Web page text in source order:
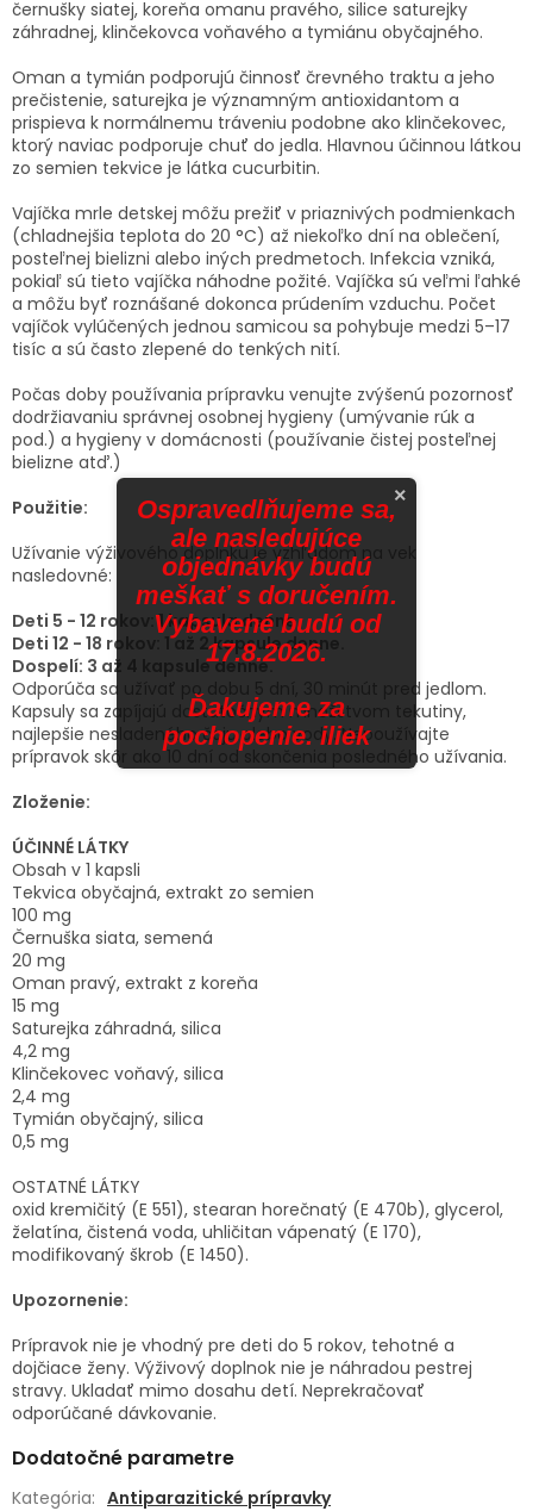
černušky siatej, koreňa omanu pravého, silice saturejky
záhradnej, klinčekovca voňavého a tymiánu obyčajného.
Oman a tymián podporujú činnosť črevného traktu a jeho
prečistenie, saturejka je významným antioxidantom a
prispieva k normálnemu tráveniu podobne ako klinčekovec,
ktorý naviac podporuje chuť do jedla. Hlavnou účinnou látkou
zo semien tekvice je látka cucurbitin.
Vajíčka mrle detskej môžu prežiť v priaznivých podmienkach
(chladnejšia teplota do 20 °C) až niekoľko dní na oblečení,
posteľnej bielizni alebo iných predmetoch. Infekcia vzniká,
pokiaľ sú tieto vajíčka náhodne požité. Vajíčka sú veľmi ľahké
a môžu byť roznášané dokonca prúdením vzduchu. Počet
vajíčok vylúčených jednou samicou sa pohybuje medzi 5–17
tisíc a sú často zlepené do tenkých nití.
Počas doby používania prípravku venujte zvýšenú pozornosť
dodržiavaniu správnej osobnej hygieny (umývanie rúk a
pod.) a hygieny v domácnosti (používanie čistej posteľnej
bielizne atď.)
Použitie:
Užívanie výživového doplnku je vzhľadom na vek
nasledovné:
Deti 5 - 12 rokov: 1 kapsula denne.
Deti 12 - 18 rokov: 1 až 2 kapsule denne.
Dospelí: 3 až 4 kapsule denne.
Odporúča sa užívať po dobu 5 dní, 30 minút pred jedlom.
Kapsuly sa zapíjajú dostatočným množstvom tekutiny,
najlepšie nesladeného čaju alebo vody. Nepoužívajte
prípravok skôr ako 10 dní od skončenia posledného užívania.
Zloženie:
ÚČINNÉ LÁTKY
Obsah v 1 kapsli
Tekvica obyčajná, extrakt zo semien
100 mg
Černuška siata, semená
20 mg
Oman pravý, extrakt z koreňa
15 mg
Saturejka záhradná, silica
4,2 mg
Klinčekovec voňavý, silica
2,4 mg
Tymián obyčajný, silica
0,5 mg
OSTATNÉ LÁTKY
oxid kremičitý (E 551), stearan horečnatý (E 470b), glycerol,
želatína, čistená voda, uhličitan vápenatý (E 170),
modifikovaný škrob (E 1450).
Upozornenie:
Prípravok nie je vhodný pre deti do 5 rokov, tehotné a
dojčiace ženy. Výživový doplnok nie je náhradou pestrej
stravy. Ukladať mimo dosahu detí. Neprekračovať
odporúčané dávkovanie.
Dodatočné parametre
Kategória: Antiparazitické prípravky
×
Ospravedlňujeme sa,
ale nasledujúce
objednávky budú
meškať s doručením.
Vybavené budú od
17.8.2026.
Ďakujeme za
pochopenie. iliek